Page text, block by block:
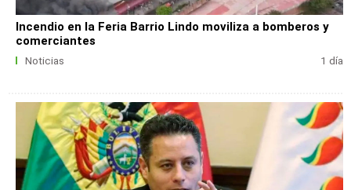
Incendio en la Feria Barrio Lindo moviliza a bomberos y
comerciantes
Noticias 1 día